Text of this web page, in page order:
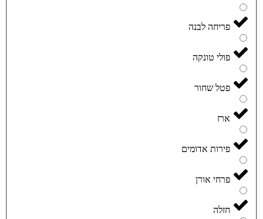
פריחה לבנה
פולי טונקה
פטל שחור
ארז
פירות אדומים
פרחי אורן
חזלה